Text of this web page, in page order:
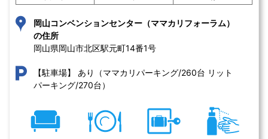
岡山コンベンションセンター（ママカリフォーラム）
の住所
岡山県岡山市北区駅元町14番1号
【駐車場】
あり（ママカリパーキング/260台 リット
パーキング/270台）